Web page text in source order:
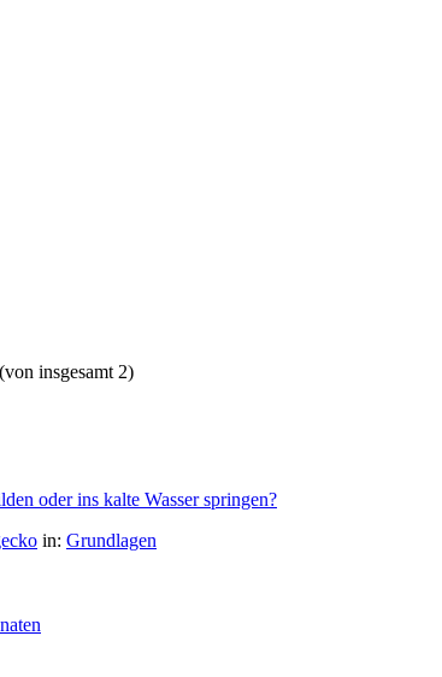
insgesamt 2)
oder ins kalte Wasser springen?
in: Grundlagen